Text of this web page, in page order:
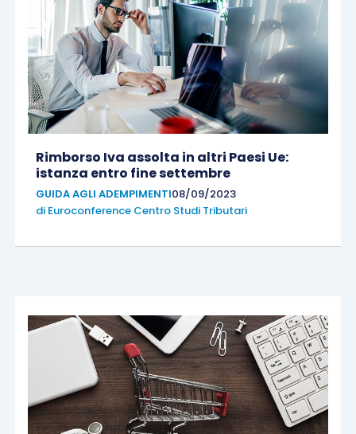
Rimborso Iva assolta in altri Paesi Ue:
istanza entro fine settembre
GUIDA AGLI ADEMPIMENTI08/09/2023
di Euroconference Centro Studi Tributari